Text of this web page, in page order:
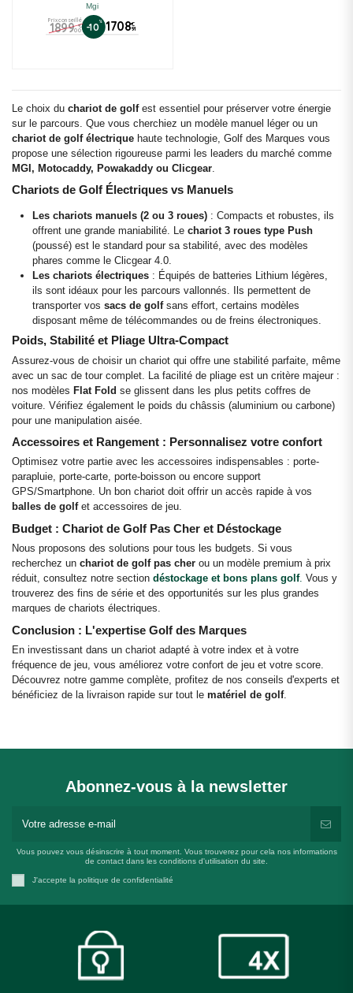
Mgi
Prix conseillé
1899 €
00 -10% 1708€
91
Le choix du chariot de golfest essentiel pour préserver votre énergie
sur le parcours. Que vous cherchiez un modèle manuel léger ou un
chariot de golf électrique haute technologie, Golf des Marques vous
propose une sélection rigoureuse parmi les leaders du marché comme
MGI, Motocaddy, Powakaddy ou Clicgear
Chariots de Golf Électriques vs Manuels
Les chariots manuels (2 ou 3 roues) : Compacts et robustes, ils
offrent une grande maniabilité. Le chariot 3 roues type Push
(poussé) est le standard pour sa stabilité, avec des modèles
phares comme le Clicgear 4.0.
Les chariots électriques : Équipés de batteries Lithium légères,
ils sont idéaux pour les parcours vallonnés. Ils permettent de
transporter vos sacs de golfsans effort, certains modèles
disposant même de télécommandes ou de freins électroniques.
Poids, Stabilité et Pliage Ultra-Compact
Assurez-vous de choisir un chariot qui offre une stabilité parfaite, même
avec un sac de tour complet. La facilité de pliage est un critère majeur :
nos modèles Flat Fold se glissent dans les plus petits coffres de
voiture. Vérifiez également le poids du châssis (aluminium ou carbone)
pour une manipulation aisée.
Accessoires et Rangement : Personnalisez votre confort
Optimisez votre partie avec les accessoires indispensables : porte-
parapluie, porte-carte, porte-boisson ou encore support
GPS/Smartphone. Un bon chariot doit offrir un accès rapide à vos
balles de golfet accessoires de jeu.
Budget : Chariot de Golf Pas Cher et Déstockage
Nous proposons des solutions pour tous les budgets. Si vous
recherchez un chariot de golf pas cher ou un modèle premium à prix
réduit, consultez notre section déstockage et bons plans golf. Vous y
trouverez des fins de série et des opportunités sur les plus grandes
marques de chariots électriques.
Conclusion : L'expertise Golf des Marques
En investissant dans un chariot adapté à votre index et à votre
fréquence de jeu, vous améliorez votre confort de jeu et votre score.
Découvrez notre gamme complète, profitez de nos conseils d'experts et
bénéficiez de la livraison rapide sur tout le matériel de golf.
Abonnez-vous à la newsletter
Vous pouvez vous désinscrire à tout moment. Vous trouverez pour cela nos informations
de contact dans les conditions d'utilisation du site.
J'accepte la politique de confidentialité